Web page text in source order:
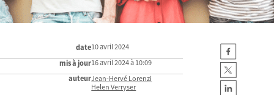
date10 avril 2024
mis à jour16 avril 2024 à 10:09
auteurJean-Hervé Lorenzi
Helen Verryser